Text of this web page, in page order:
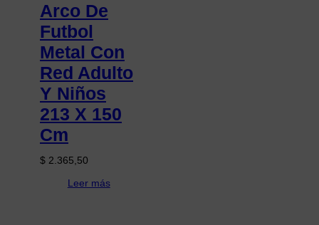
Arco De
Futbol
Metal Con
Red Adulto
Y Niños
213 X 150
Cm
$ 2.365,50
Leer más